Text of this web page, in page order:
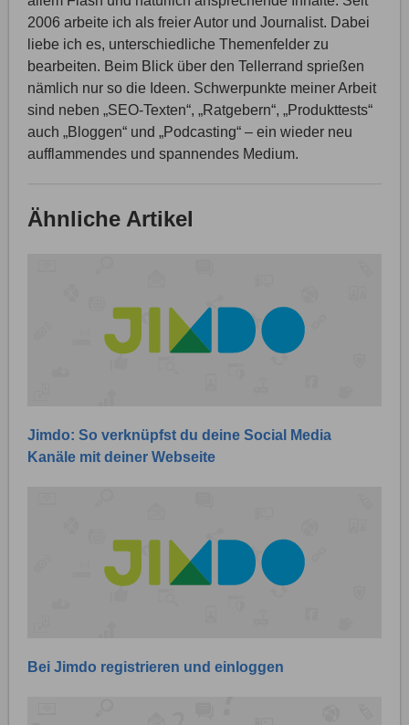
2006 arbeite ich als freier Autor und Journalist. Dabei
liebe ich es, unterschiedliche Themenfelder zu
bearbeiten. Beim Blick über den Tellerrand sprießen
nämlich nur so die Ideen. Schwerpunkte meiner Arbeit
sind neben „SEO-Texten“, „Ratgebern“, „Produkttests“
auch „Bloggen“ und „Podcasting“ – ein wieder neu
aufflammendes und spannendes Medium.
Ähnliche Artikel
Jimdo: So verknüpfst du deine Social Media
Kanäle mit deiner Webseite
Bei Jimdo registrieren und einloggen